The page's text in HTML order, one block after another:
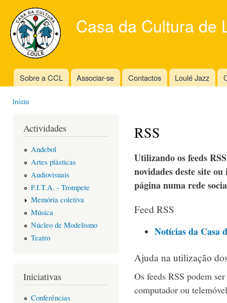
Casa da Cultura de
Main menu
Sobre a CCL Associar-se Contactos Loulé Jazz
Início
Actividades
Andebol
Artes plásticas
Audiovisuais
F.I.T.A. - Trompete
Memória coletiva
Música
Núcleo de Modelismo
Teatro
Iniciativas
Conferências
RSS
Utilizando os feeds
novidades deste site
página numa rede
Feed RSS
Notícias da Casa
Ajuda na utilização
Os feeds RSS podem
computador ou